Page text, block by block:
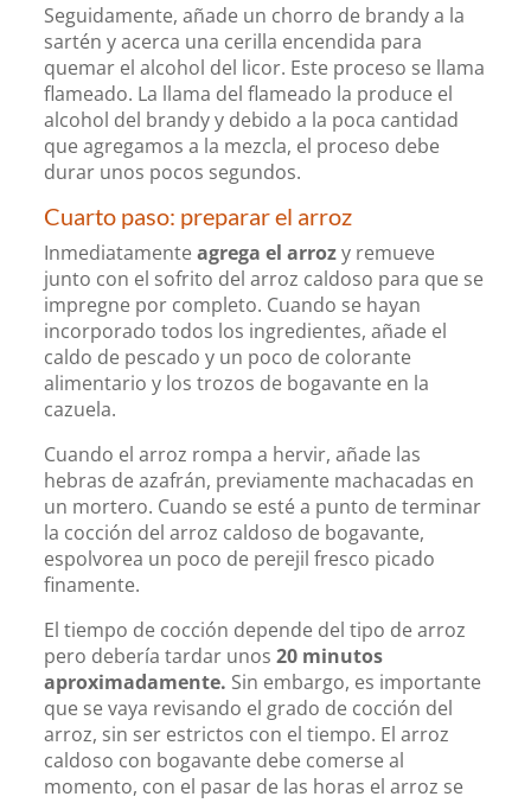
Seguidamente, añade un chorro de brandy a la
sartén y acerca una cerilla encendida para
quemar el alcohol del licor. Este proceso se llama
flameado. La llama del flameado la produce el
alcohol del brandy y debido a la poca cantidad
que agregamos a la mezcla, el proceso debe
durar unos pocos segundos.
Cuarto paso: preparar el arroz
Inmediatamenteagrega el arrozy remueve
junto con el sofrito del arroz caldoso para que se
impregne por completo. Cuando se hayan
incorporado todos los ingredientes, añade el
caldo de pescado y un poco de colorante
alimentario y los trozos de bogavante en la
cazuela.
Cuando el arroz rompa a hervir, añade las
hebras de azafrán, previamente machacadas en
un mortero. Cuando se esté a punto de terminar
la cocción del arroz caldoso de bogavante,
espolvorea un poco de perejil fresco picado
finamente.
El tiempo de cocción depende del tipo de arroz
pero debería tardar unos20 minutos
aproximadamente. Sin embargo, es importante
que se vaya revisando el grado de cocción del
arroz, sin ser estrictos con el tiempo. El arroz
caldoso con bogavante debe comerse al
momento, con el pasar de las horas el arroz se